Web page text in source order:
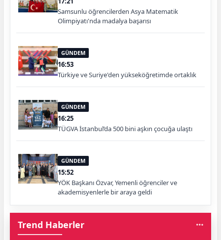
Samsunlu öğrencilerden Asya Matematik
Olimpiyatı'nda madalya başarısı
GÜNDEM
16:53
Türkiye ve Suriye'den yükseköğretimde ortaklık
GÜNDEM
16:25
TÜGVA İstanbul’da 500 bini aşkın çocuğa ulaştı
GÜNDEM
15:52
YÖK Başkanı Özvar, Yemenli öğrenciler ve
akademisyenlerle bir araya geldi
Trend Haberler